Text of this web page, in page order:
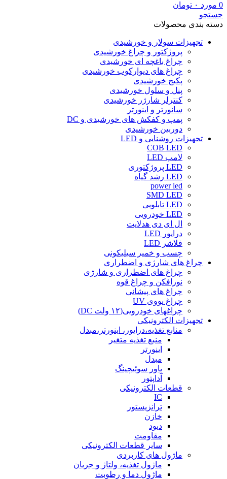
0 مورد ۰ تومان
جستجو
دسته بندی محصولات
تجهیزات سولار و خورشیدی
پروژکتور و چراغ خورشیدی
چراغ باغچه ای خورشیدی
چراغ های دیوارکوب خورشیدی
پکیج خورشیدی
پنل و سلول خورشیدی
کنترلر شارژر خورشیدی
سانورتر و اینورتر
پمپ و کفکش های خورشیدی و DC
دوربین خورشیدی
تجهیزات روشنایی و LED
COB LED
لامپ LED
LED پروژکتوری
LED رشد گیاه
power led
SMD LED
LED تابلویی
LED خودرویی
ال ای دی هدلایت
درایور LED
فلاشر LED
چسب و خمیر سیلیکونی
چراغ های شارژی و اضطراری
چراغ های اضطراری و شارژی
نورافکن و چراغ قوه
چراغ های پیشانی
چراغ یووی UV
چراغهای خودرویی(۱۲ ولت DC)
تجهیزات الکترونیکی
منابع تغذیه،درایور، اینورتر،مبدل
منبع تغذیه متغیر
اینورتر
مبدل
پاور سوئیچینگ
آداپتور
قطعات الکترونیکی
IC
ترانزیستور
خازن
دیود
مقاومت
سایر قطعات الکترونیکی
ماژول های کاربردی
ماژول تغذیه، ولتاژ و جریان
ماژول دما و رطوبت